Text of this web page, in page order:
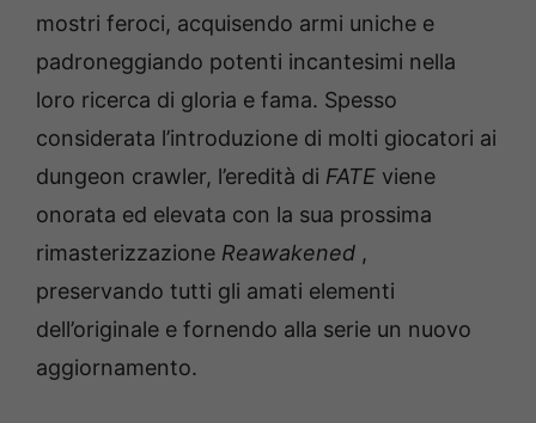
mostri feroci, acquisendo armi uniche e
padroneggiando potenti incantesimi nella
loro ricerca di gloria e fama. Spesso
considerata l’introduzione di molti giocatori ai
dungeon crawler, l’eredità di FATE viene
onorata ed elevata con la sua prossima
rimasterizzazione Reawakened ,
preservando tutti gli amati elementi
dell’originale e fornendo alla serie un nuovo
aggiornamento.